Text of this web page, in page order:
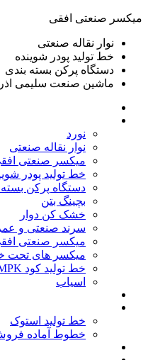
ميكسر صنعتی افقی
نوار نقاله صنعتی
خط تولید پودر شوينده
دستگاه پرکن بسته بندی
ماشين صنعت سليمی اذر
نورد
نوار نقاله صنعتی
ميكسر صنعتی
خط تولید پودر
دستگاه پرکن بسته
بچينگ بتن
خشک کن دوار
سرند صنعتی و
میکسر صنعتی
میکسر های تحت
خط تولید کود MPK – کود کمپوست – اوره فسفات
اسیاب
خط تولید استوک
خطوط آماده